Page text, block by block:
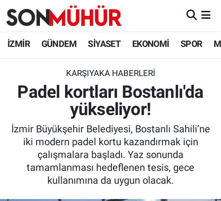
İZMİR GÜNDEM SİYASET EKONOMİ SPOR
KARŞIYAKA HABERLERI
Padel kortları Bostanlı'da
yükseliyor!
İzmir Büyükşehir Belediyesi, Bostanlı Sahili’ne
iki modern padel kortu kazandırmak için
çalışmalara başladı. Yaz sonunda
tamamlanması hedeflenen tesis, gece
kullanımına da uygun olacak.
İzmir Nöbetçi Eczaneler
İzmir Namaz Vakitleri
İzmir Trafik Yoğunluk Haritası
Süper Lig Puan Durumu ve Fikstür
Tüm Manşetler